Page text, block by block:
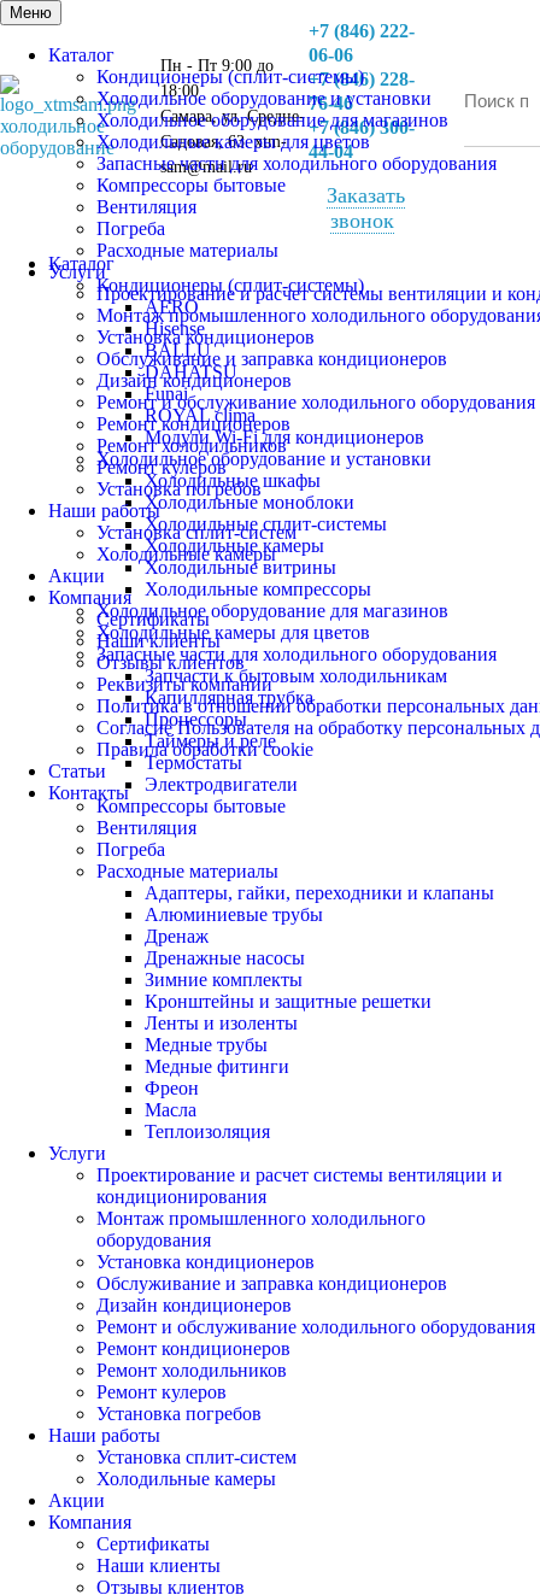
Меню
Каталог
Кондиционеры (сплит-системы)
Холодильное оборудование и установки
Холодильное оборудование для магазинов
Холодильные камеры для цветов
Запасные части для холодильного оборудования
Компрессоры бытовые
Вентиляция
Погреба
Расходные материалы
Услуги
Проектирование и расчет системы вентиляции и
Монтаж промышленного холодильного
Установка кондиционеров
Обслуживание и заправка кондиционеров
Дизайн кондиционеров
Ремонт и обслуживание холодильного оборудования
Ремонт кондиционеров
Ремонт холодильников
Ремонт кулеров
Установка погребов
Наши работы
Установка сплит-систем
Холодильные камеры
Акции
Компания
Сертификаты
Наши клиенты
Отзывы клиентов
Реквизиты компании
Политика в отношении обработки персональных
Согласие Пользователя на обработку персональных
Правила обработки cookie
Статьи
Контакты
холодильное
оборудование
Пн - Пт 9:00 до
18:00
Самара, ул. Средне-
Садовая, 63. xtm-
sam@mail.ru
+7 (846) 222-
06-06
+7 (846) 228-
76-46
+7 (846) 300-
44-04
Заказать
звонок
Каталог
Кондиционеры (сплит-системы)
AERO
Hisense
BALLU
DAHATSU
Funai
ROYAL clima
Модули Wi-Fi для кондиционеров
Холодильное оборудование и установки
Холодильные шкафы
Холодильные моноблоки
Холодильные сплит-системы
Холодильные камеры
Холодильные витрины
Холодильные компрессоры
Холодильное оборудование для магазинов
Холодильные камеры для цветов
Запасные части для холодильного оборудования
Запчасти к бытовым холодильникам
Капиллярная трубка
Процессоры
Таймеры и реле
Термостаты
Электродвигатели
Компрессоры бытовые
Вентиляция
Погреба
Расходные материалы
Адаптеры, гайки, переходники и клапаны
Алюминиевые трубы
Дренаж
Дренажные насосы
Зимние комплекты
Кронштейны и защитные решетки
Ленты и изоленты
Медные трубы
Медные фитинги
Фреон
Масла
Теплоизоляция
Услуги
Проектирование и расчет системы вентиляции и
кондиционирования
Монтаж промышленного холодильного
оборудования
Установка кондиционеров
Обслуживание и заправка кондиционеров
Дизайн кондиционеров
Ремонт и обслуживание холодильного оборудования
Ремонт кондиционеров
Ремонт холодильников
Ремонт кулеров
Установка погребов
Наши работы
Установка сплит-систем
Холодильные камеры
Акции
Компания
Сертификаты
Наши клиенты
Отзывы клиентов